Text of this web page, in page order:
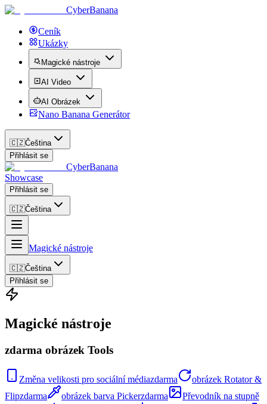
CyberBanana
Ceník
Ukázky
Magické nástroje
AI Video
AI Obrázek
Nano Banana Generátor
🇨🇿Čeština
Přihlásit se
CyberBanana
Showcase
Přihlásit se
🇨🇿Čeština
Magické nástroje
🇨🇿Čeština
Přihlásit se
Magické nástroje
zdarma obrázek Tools
Změna velikosti pro sociální médiazdarma
obrázek Rotator &
Flipzdarma obrázek barva Pickerzdarma
Převodník na stupně